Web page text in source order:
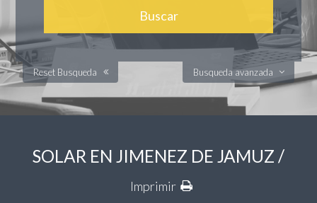
Busqueda avanzada
Reset Busqueda
SOLAR EN JIMENEZ DE JAMUZ /
Imprimir